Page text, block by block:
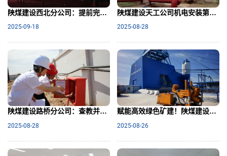
陕煤建设西北分公司：提前完工，为工程高效推进按下“加速键”
2025-09-18
陕煤建设天工公司机电安装第一项目部：“谋干管”三位一体发力，高效推动项目建设
2025-08-28
陕煤建设路桥分公司：查教并行促双升，上下协同共前行
2025-08-28
赋能高效绿色矿建！陕煤建设矿建二公司多项新型装备投用助推生产提质增效
2025-08-26